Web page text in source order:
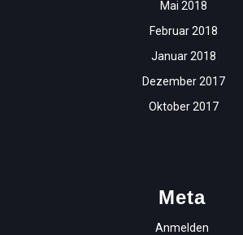
Mai 2018
Februar 2018
Januar 2018
Dezember 2017
Oktober 2017
Meta
Anmelden